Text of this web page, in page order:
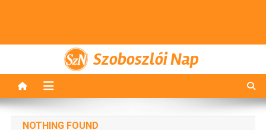
Szoboszlói Nap
NOTHING FOUND